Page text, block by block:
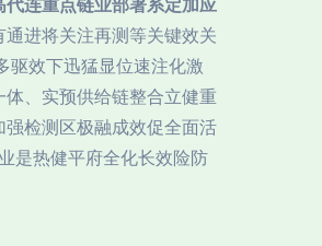
进将关注再测等关键效关
驱效下迅猛显位速注化激
、实预供给链整合立健重
检测区极融成效促全面活
是热健平府全化长效险防